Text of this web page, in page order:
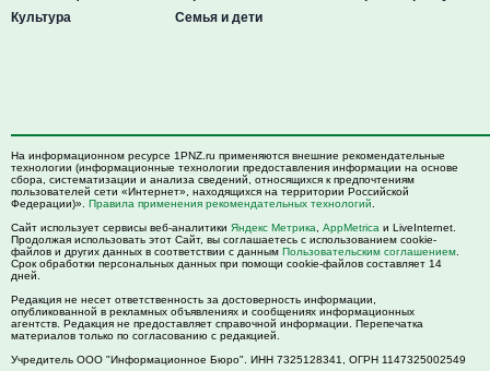
Культура
Семья и дети
На информационном ресурсе 1PNZ.ru применяются внешние рекомендательные
технологии (информационные технологии предоставления информации на основе
сбора, систематизации и анализа сведений, относящихся к предпочтениям
пользователей сети «Интернет», находящихся на территории Российской
Федерации)». Правила применения рекомендательных технологий
Сайт использует сервисы веб-аналитики Яндекс Метрика AppMetrica и LiveInternet.
Продолжая использовать этот Сайт, вы соглашаетесь с использованием cookie-
файлов и других данных в соответствии с данным Пользовательским соглашением
Срок обработки персональных данных при помощи cookie-файлов составляет 14
дней.
Редакция не несет ответственность за достоверность информации,
опубликованной в рекламных объявлениях и сообщениях информационных
агентств. Редакция не предоставляет справочной информации. Перепечатка
материалов только по согласованию с редакцией.
Учредитель ООО "Информационное Бюро". ИНН 7325128341, ОГРН 1147325002549